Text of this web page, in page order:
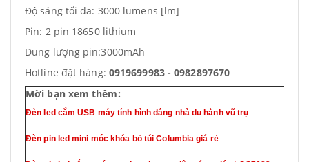
Độ sáng tối đa: 3000 lumens [lm]
Pin: 2 pin 18650 lithium
Dung lượng pin:3000mAh
Hotline đặt hàng: 0919699983 - 0982897670
Mời bạn xem thêm:
Đèn led cắm USB máy tính hình dáng nhà du hành vũ trụ
Đèn pin led mini móc khóa bỏ túi Columbia giá rẻ